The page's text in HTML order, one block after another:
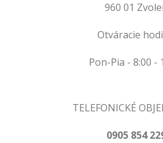
960 01
Otváracie
Pon-Pia - 8:00 -
TELEFONICKÉ
0905 854